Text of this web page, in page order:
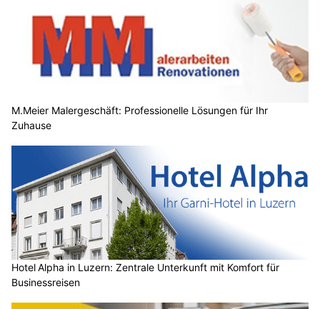
M.Meier Malergeschäft: Professionelle Lösungen für Ihr
Zuhause
Hotel Alpha in Luzern: Zentrale Unterkunft mit Komfort für
Businessreisen